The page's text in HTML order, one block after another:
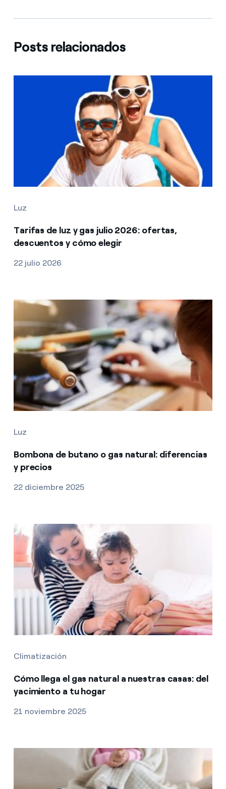
Posts relacionados
Luz
Tarifas de luz y gas julio 2026: ofertas,
descuentos y cómo elegir
22 julio 2026
Luz
Bombona de butano o gas natural: diferencias
y precios
22 diciembre 2025
Climatización
Cómo llega el gas natural a nuestras casas: del
yacimiento a tu hogar
21 noviembre 2025